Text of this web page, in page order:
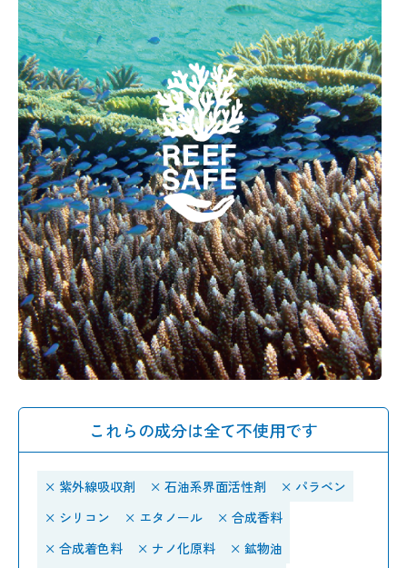
これらの成分は全て不使用です
× 紫外線吸収剤 × 石油系界面活性剤
× パラベン
× シリコン
× エタノール
× 合成香料
× 合成着色料
× ナノ化原料
× 鉱物油